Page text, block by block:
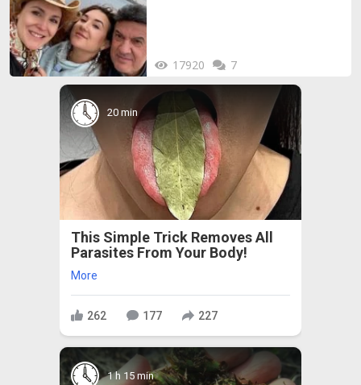
17920 7
20 min
This Simple Trick Removes All
Parasites From Your Body!
More
262 177 227
1 h 15 min